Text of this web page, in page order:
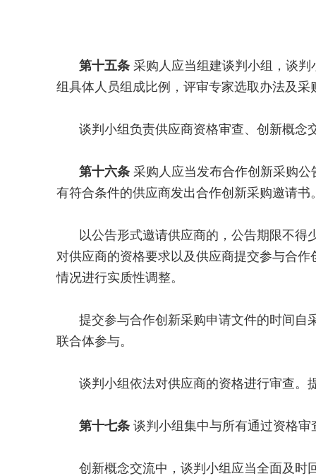
第十五条 采购人应当组建谈判小组，谈
组具体人员组成比例，评审专家选取办法及
谈判小组负责供应商资格审查、创新概念
第十六条 采购人应当发布合作创新采购
有符合条件的供应商发出合作创新采购邀请书
以公告形式邀请供应商的，公告期限不
对供应商的资格要求以及供应商提交参与合
情况进行实质性调整。
提交参与合作创新采购申请文件的时间自
联合体参与。
谈判小组依法对供应商的资格进行审查。
第十七条 谈判小组集中与所有通过资格
创新概念交流中，谈判小组应当全面及时